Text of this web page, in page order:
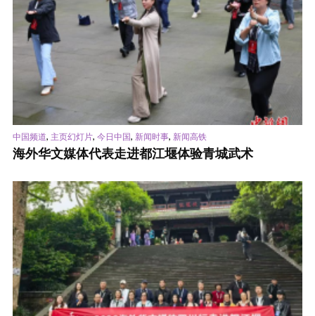
中国频道, 主页幻灯片, 今日中国, 新闻时事, 新闻高铁
海外华文媒体代表走进都江堰体验青城武术